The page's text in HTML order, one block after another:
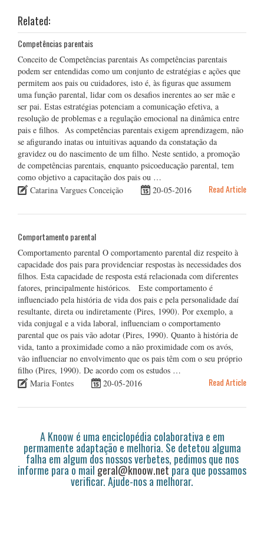
Related:
Competências parentais
Conceito de Competências parentais As competências parentais
podem ser entendidas como um conjunto de estratégias e ações que
permitem aos pais ou cuidadores, isto é, às figuras que assumem
uma função parental, lidar com os desafios inerentes ao ser mãe e
ser pai. Estas estratégias potenciam a comunicação efetiva, a
resolução de problemas e a regulação emocional na dinâmica entre
pais e filhos. As competências parentais exigem aprendizagem, não
se afigurando inatas ou intuitivas aquando da constatação da
gravidez ou do nascimento de um filho. Neste sentido, a promoção
de competências parentais, enquanto psicoeducação parental, tem
como objetivo a capacitação dos pais ou …
Catarina Vargues Conceição
20-05-2016 Read Article
Comportamento parental
Comportamento parental O comportamento parental diz respeito à
capacidade dos pais para providenciar respostas às necessidades dos
filhos. Esta capacidade de resposta está relacionada com diferentes
fatores, principalmente históricos. Este comportamento é
influenciado pela história de vida dos pais e pela personalidade daí
resultante, direta ou indiretamente (Pires, 1990). Por exemplo, a
vida conjugal e a vida laboral, influenciam o comportamento
parental que os pais vão adotar (Pires, 1990). Quanto à história de
vida, tanto a proximidade como a não proximidade com os avós,
vão influenciar no envolvimento que os pais têm com o seu próprio
filho (Pires, 1990). De acordo com os estudos …
Maria Fontes
20-05-2016 Read Article
A Knoow é uma enciclopédia colaborativa e em
permamente adaptação e melhoria. Se detetou alguma
falha em algum dos nossos verbetes, pedimos que nos
informe para o mail geral@knoow.netpara que possamos
verificar. Ajude-nos a melhorar.